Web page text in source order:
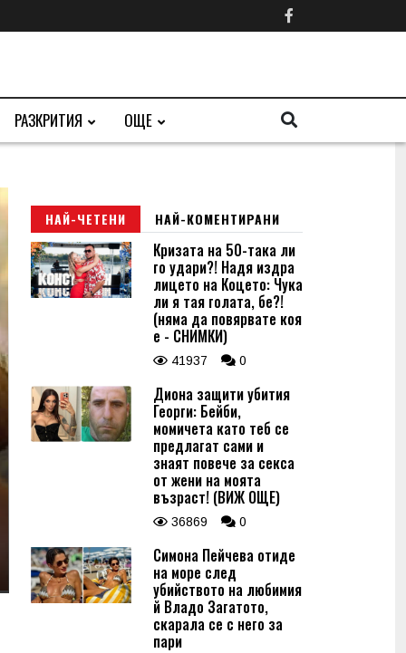
РАЗКРИТИЯ ОЩЕ
НАЙ-ЧЕТЕНИ НАЙ-КОМЕНТИРАНИ
Кризата на 50-така ли
го удари?! Надя издра
лицето на Коцето: Чука
ли я тая голата, бе?!
(няма да повярвате коя
е - СНИМКИ)
41937 0
Диона защити убития
Георги: Бейби,
момичета като теб се
предлагат сами и
знаят повече за секса
от жени на моята
възраст! (ВИЖ ОЩЕ)
36869 0
Симона Пейчева отиде
на море след
убийството на любимия
й Владо Загатото,
скарала се с него за
пари